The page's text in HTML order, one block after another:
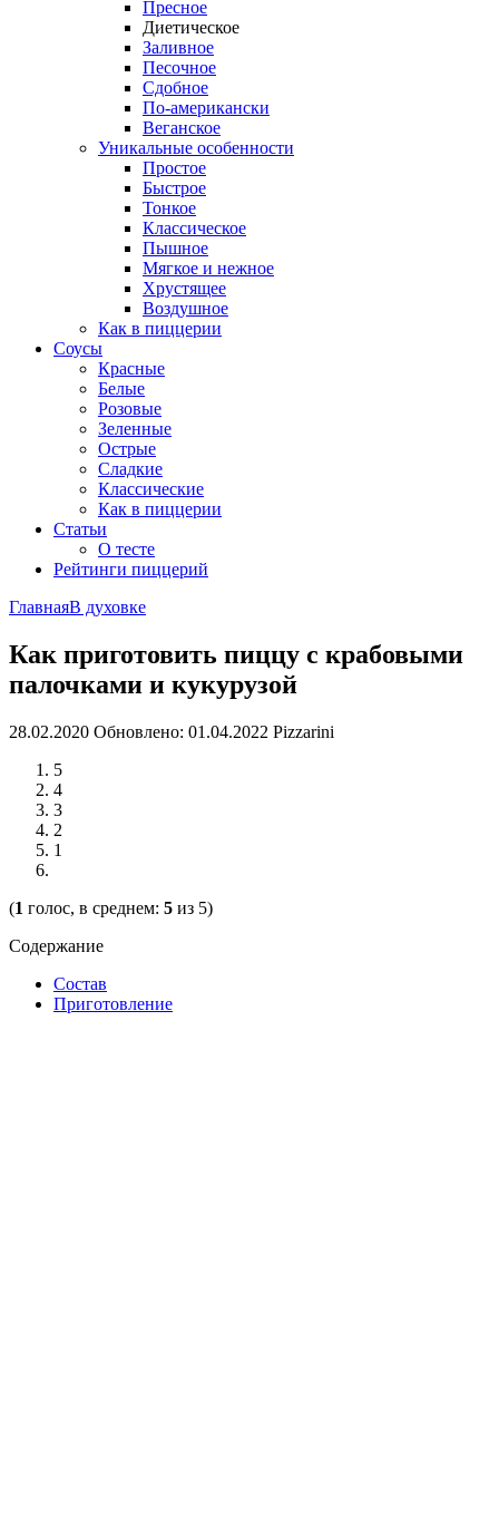
Пресное
Диетическое
Заливное
Песочное
Сдобное
По-американски
Веганское
Уникальные особенности
Простое
Быстрое
Тонкое
Классическое
Пышное
Мягкое и нежное
Хрустящее
Воздушное
Как в пиццерии
Соусы
Красные
Белые
Розовые
Зеленные
Острые
Сладкие
Классические
Как в пиццерии
Статьи
О тесте
Рейтинги пиццерий
ГлавнаяВ духовке
Как приготовить пиццу с крабовыми
палочками и кукурузой
28.02.2020 Обновлено: 01.04.2022 Pizzarini
5
4
3
2
1
(1 голос, в среднем: 5 из 5)
Содержание
Состав
Приготовление